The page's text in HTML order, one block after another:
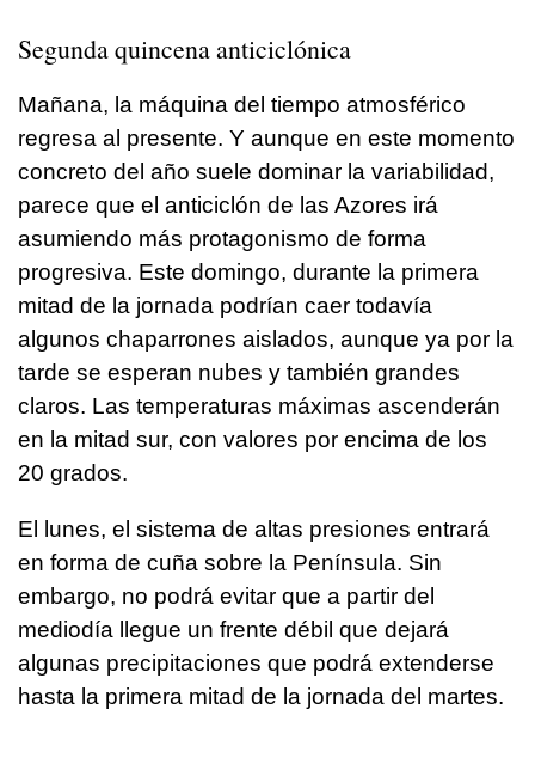
Segunda quincena anticiclónica
Mañana, la máquina del tiempo atmosférico
regresa al presente. Y aunque en este momento
concreto del año suele dominar la variabilidad,
parece que el anticiclón de las Azores irá
asumiendo más protagonismo de forma
progresiva. Este domingo, durante la primera
mitad de la jornada podrían caer todavía
algunos chaparrones aislados, aunque ya por la
tarde se esperan nubes y también grandes
claros. Las temperaturas máximas ascenderán
en la mitad sur, con valores por encima de los
20 grados.
El lunes, el sistema de altas presiones entrará
en forma de cuña sobre la Península. Sin
embargo, no podrá evitar que a partir del
mediodía llegue un frente débil que dejará
algunas precipitaciones que podrá extenderse
hasta la primera mitad de la jornada del martes.